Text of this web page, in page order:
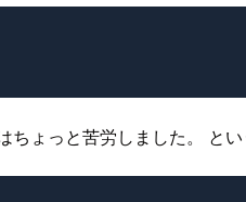
ょっと苦労しました。 と